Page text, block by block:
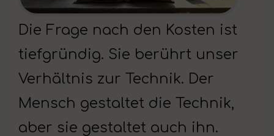
Die Frage nach den Kosten ist
tiefgründig. Sie berührt unser
Verhältnis zur Technik. Der
Mensch gestaltet die Technik,
aber sie gestaltet auch ihn.